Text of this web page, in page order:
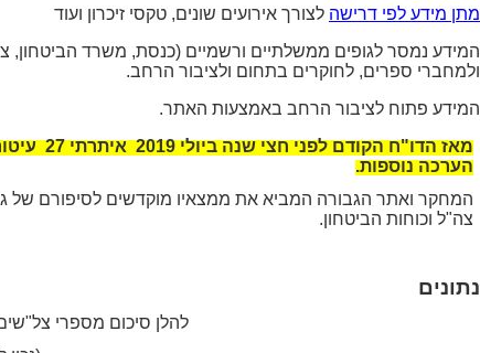
מתן מידע לפי דרישה לצורך אירועים שונים, טקסי זיכרון ועוד
המידע נמסר לגופים ממשלתיים ורשמיים (כנסת, משרד הביטחון,
ולמחברי ספרים, לחוקרים בתחום ולציבור הרחב.
המידע פתוח לציבור הרחב באמצעות האתר.
מאז הדו"ח הקודם לפני חצי שנה ביולי 2019
איתרתי 27
הערכה נוספות.
המחקר ואתר הגבורה המביא את ממצאיו מוקדשים לסיפורם של
צה"ל וכוחות הביטחון.
נתונים
להלן סיכום מספרי